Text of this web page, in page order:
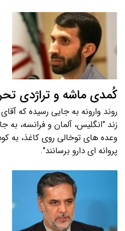
کُمدی ماشه و تراژدی
روند وارونه به جایی رسیده که
زند "انگلیس، آلمان و فرانسه، به
وعده های توخالی روی کاغذ، به
پروانه ای دارو برسانند".